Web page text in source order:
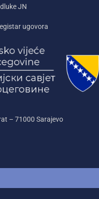
JN
ugovora
– 71000‌ Sarajevo